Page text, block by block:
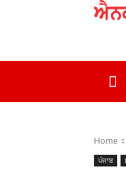
Home
ਪੰਜਾਬ